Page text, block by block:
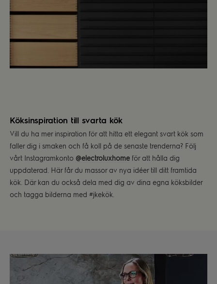
Köksinspiration till svarta kök
Vill du ha mer inspiration för att hitta ett elegant svart kök som
faller dig i smaken och få koll på de senaste trenderna? Följ
vårt Instagramkonto @electroluxhome för att hålla dig
uppdaterad. Här får du massor av nya idéer till ditt framtida
kök. Där kan du också dela med dig av dina egna köksbilder
och tagga bilderna med #jkekök.